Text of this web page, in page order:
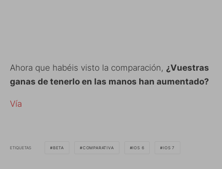
Ahora que habéis visto la comparación, ¿Vuestras
ganas de tenerlo en las manos han aumentado?
Vía
ETIQUETAS BETA COMPARATIVA IOS 6 IOS 7